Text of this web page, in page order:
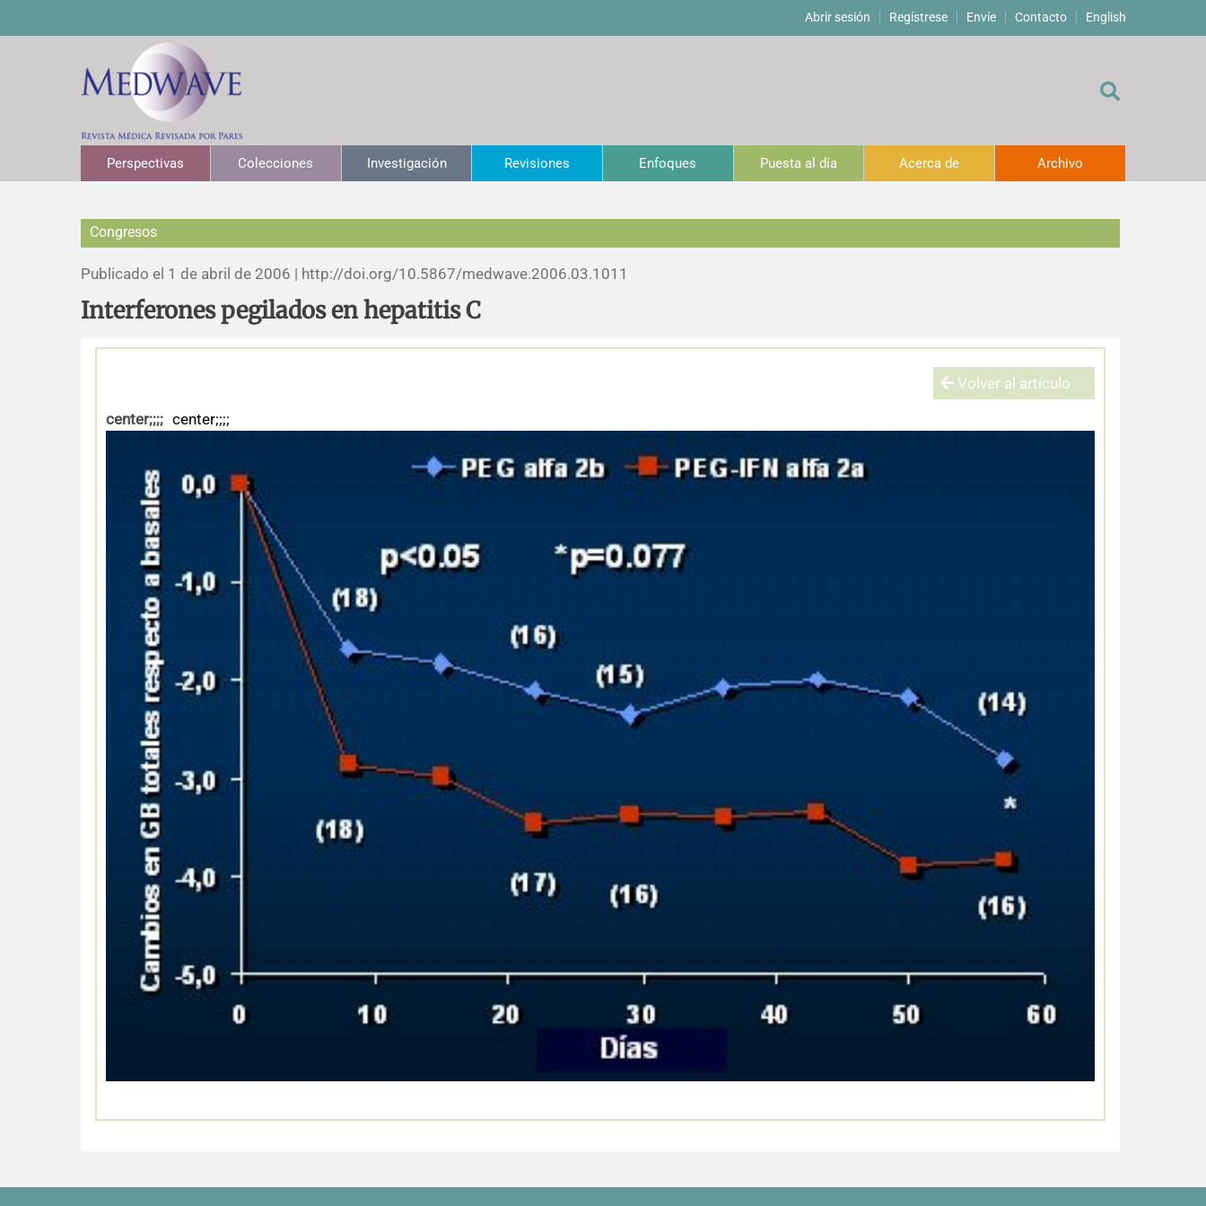
Abrir sesión Regístrese Envíe Contacto English
Perspectivas Colecciones Investigación Revisiones Enfoques Puesta al día Acerca de Archivo
Congresos
Publicado el 1 de abril de 2006 | http://doi.org/10.5867/medwave.2006.03.1011
Interferones pegilados en hepatitis C
Volver al artículo
center;;;; center;;;;